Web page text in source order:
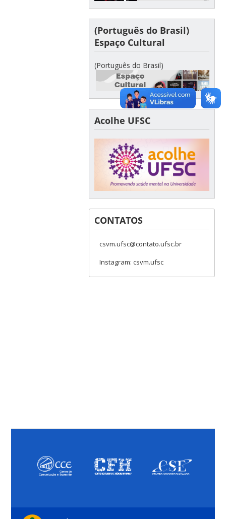
(Português do Brasil)
Espaço Cultural
(Português do Brasil)
Acolhe UFSC
CONTATOS
csvm.ufsc@contato.ufsc.br
Instagram: csvm.ufsc